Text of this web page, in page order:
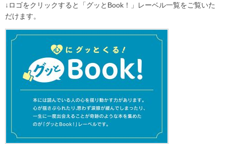
↓ロゴをクリックすると「グッとBook！」レーベル一覧をご覧いた
だけます。